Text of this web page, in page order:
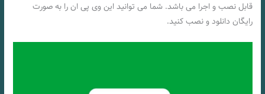
قابل نصب و اجرا می باشد. شما می توانید این وی پی ان را به صورت
رایگان دانلود و نصب کنید.